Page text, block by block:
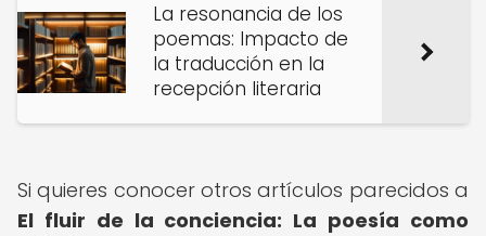
La resonancia de los
poemas: Impacto de
la traducción en la
recepción literaria
Si quieres conocer otros artículos parecidos a
El fluir de la conciencia: La poesía como